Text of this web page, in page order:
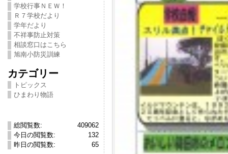
学校行事ＮＥＷ！
Ｒ７学校だより
学年だより
不祥事防止対策
相談窓口はこちら
旭南小防災訓練
カテゴリー
トピックス
ひまわり物語
409062
総閲覧数:
132
今日の閲覧数:
65
昨日の閲覧数: